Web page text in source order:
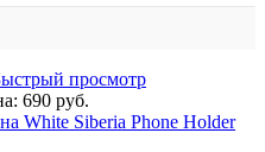
просмотр
690 руб.